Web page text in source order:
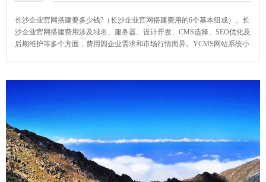
长沙企业官网搭建要多少钱?（长沙企业官网搭建费用的6个基本组成）。长
沙企业官网搭建费用涉及域名、服务器、设计开发、CMS选择、SEO优化及
后期维护等多个方面，费用因企业需求和市场行情而异。YCMS网站系统小